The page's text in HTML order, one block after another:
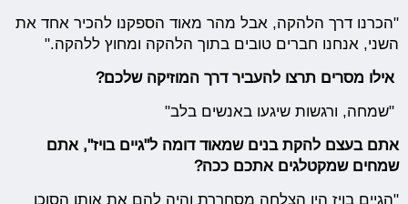
"הכרנו דרך הלהקה, אבל מהר מאוד הספקנו להכיר אחד את
השני, אנחנו חברים טובים בתוך הלהקה ומחוץ ללהקה."
אילו מסרים תרצו להעביר דרך המוזיקה שלכם?
"שמחה, ורגשות שיגעו באנשים בלב"
אתם בעצם להקת בנים שמאוד דומה ל"גיים בויז", אתם
שמחים שמקטלגים אתכם ככה?
"הגיים בויז היו הצלחה מסחררת והיה להם את אותו הסוכן